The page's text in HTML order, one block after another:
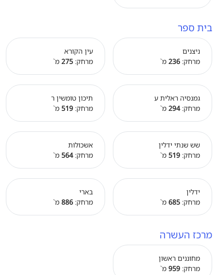
בית ספר
ניצנים
מרחק: 236 מ`
עין הקורא
מרחק: 275 מ`
גמנסיה ראלית ע
מרחק:294 מ`
תיכון טומשין ר
מרחק: 519 מ`
שש שנתי ידלין
מרחק: 519 מ`
אשכולות
מרחק:564 מ`
ידלין
מרחק: 685 מ`
בארי
מרחק: 886 מ`
מרכז העשרה
מחוננים ראשון
מרחק: 959 מ`